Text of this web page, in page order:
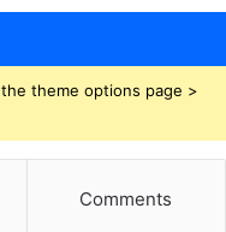
theme options page >
Comments